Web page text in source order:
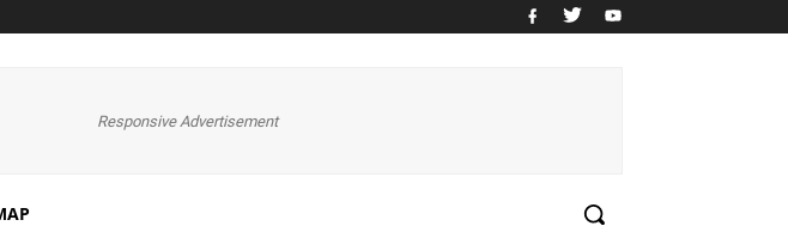
Responsive Advertisement